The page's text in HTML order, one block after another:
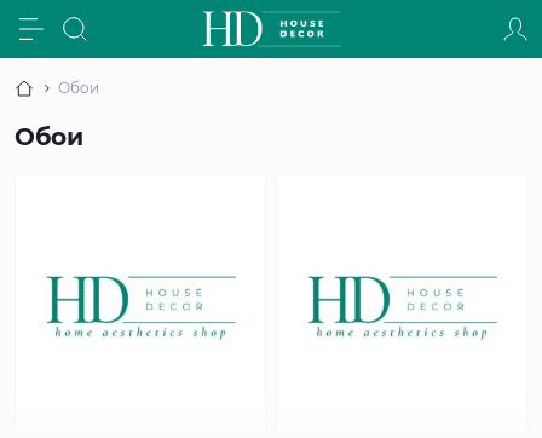
Обои
Обои